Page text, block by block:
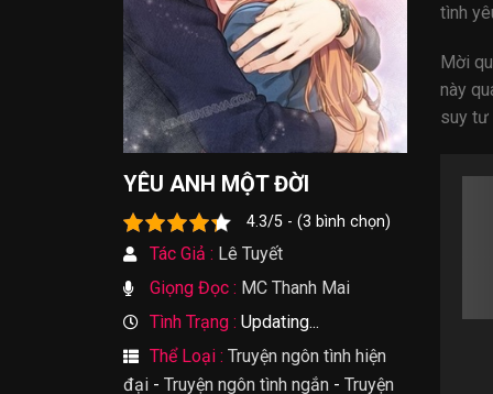
YÊU ANH MỘT ĐỜI
4.3/5 - (3 bình chọn)
Tác Giả : Lê Tuyết
Giọng Đọc : MC Thanh Mai
Tình Trạng : Updating...
Thể Loại : Truyện ngôn tình hiện
đại - Truyện ngôn tình ngắn - Truyện
tình
Mời
này
suy tư